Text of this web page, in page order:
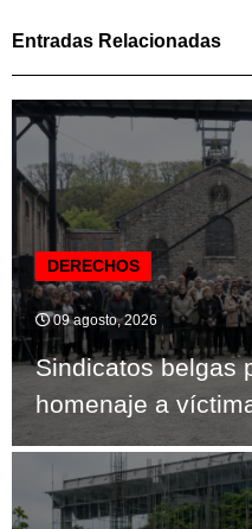
Entradas Relacionadas
DERECHOS
09 agosto, 2026
Sindicatos belgas
homenaje a